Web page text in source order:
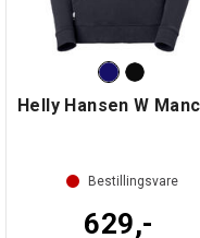
Bestillingsvare
629,-